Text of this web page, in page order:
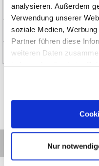
analysieren. Außerdem
Verwendung unserer
soziale Medien,
Partner führen diese
weiteren Daten
Nur
Produkte
News und Aktionen
Über uns